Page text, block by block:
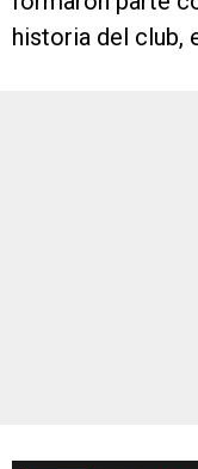
historia del club,